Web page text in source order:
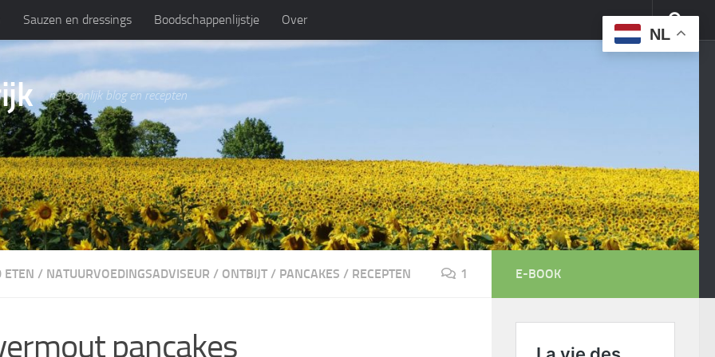
Sauzen en dressings Boodschappenlijstje Over
persoonlijk blog en recepten
ETEN / NATUURVOEDINGSADVISEUR / ONTBIJT / PANCAKES / RECEPTEN 1
pancakes
E-BOOK
NL